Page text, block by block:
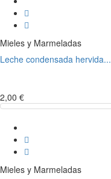
Mieles y Marmeladas
Leche condensada hervida...
2,00 €
Mieles y Marmeladas